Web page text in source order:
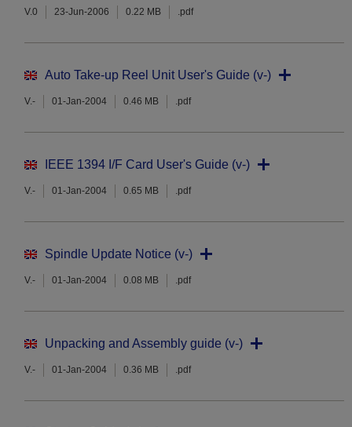
V.0 23-Jun-2006 0.22 MB .pdf
Auto Take-up Reel Unit User's Guide (v-)
V.- 01-Jan-2004 0.46 MB .pdf
IEEE 1394 I/F Card User's Guide (v-)
V.- 01-Jan-2004 0.65 MB .pdf
Spindle Update Notice (v-)
V.- 01-Jan-2004 0.08 MB .pdf
Unpacking and Assembly guide (v-)
V.- 01-Jan-2004 0.36 MB .pdf